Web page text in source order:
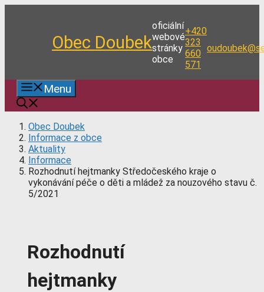
Obec Doubek
oficiální
webové
stránky
obce
+420
323
660
571
Menu
Obec Doubek
Informace z obce
Aktuality
Informace
Rozhodnutí hejtmanky Středočeského kraje o
vykonávání péče o děti a mládež za nouzového stavu č.
5/2021
Rozhodnutí
hejtmanky